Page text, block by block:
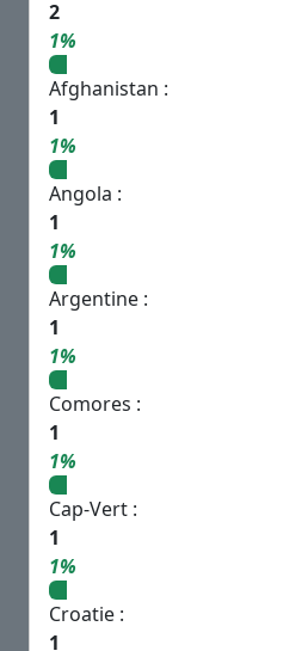
2
1%
Afghanistan :
1
1%
Angola :
1
1%
Argentine :
1
1%
Comores :
1
1%
Cap-Vert :
1
1%
Croatie :
1